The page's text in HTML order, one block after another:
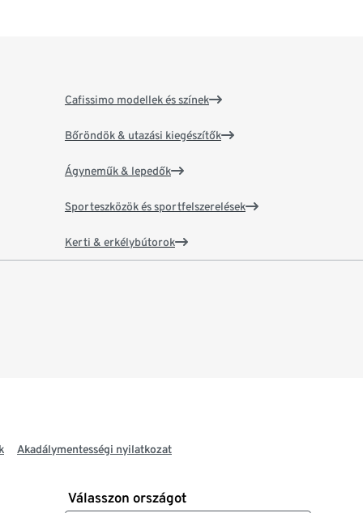
Cafissimo modellek és színek
Bőröndök & utazási kiegészítők
Ágyneműk & lepedők
Sporteszközök és sportfelszerelések
Kerti & erkélybútorok
Akadálymentességi nyilatkozat
Válasszon országot